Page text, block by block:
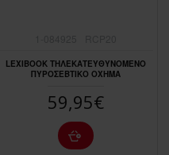
LEXIBOOK ΤΗΛΕΚΑΤΕΥΘΥΝΟΜΕΝΟ
ΠΥΡΟΣΕΒΤΙΚΟ ΟΧΗΜΑ
59,95€